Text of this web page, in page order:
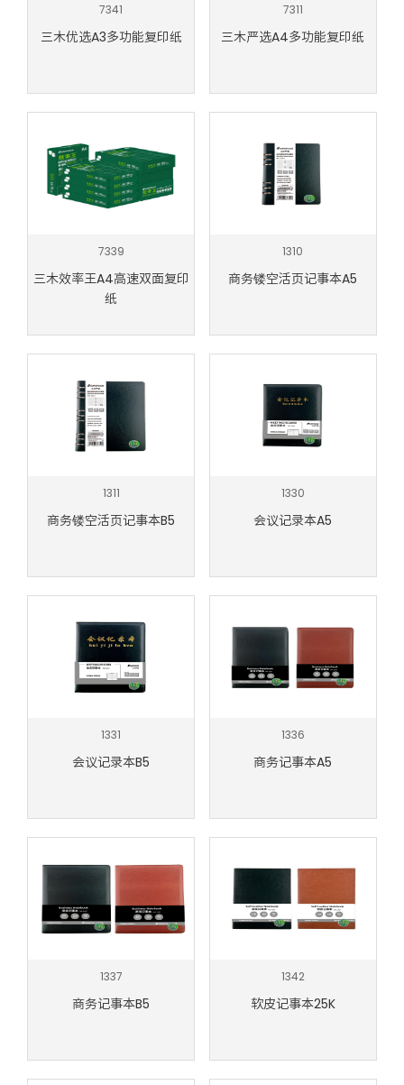
7341
三木优选A3多功能复印纸
7311
三木严选A4多功能复印纸
7339
三木效率王A4高速双面复印
纸
1310
商务镂空活页记事本A5
1311
商务镂空活页记事本B5
1330
会议记录本A5
1331
会议记录本B5
1336
商务记事本A5
1337
商务记事本B5
1342
软皮记事本25K